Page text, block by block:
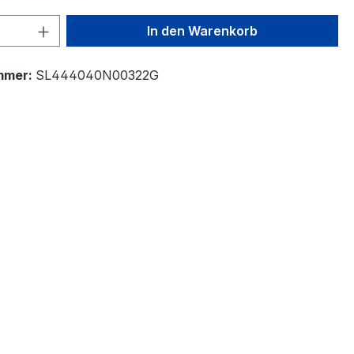
Anzahl: Gib den gewünschten Wert
In den Warenkorb
SL444040N00322G